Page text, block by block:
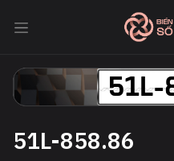
51L-
51L-858.86